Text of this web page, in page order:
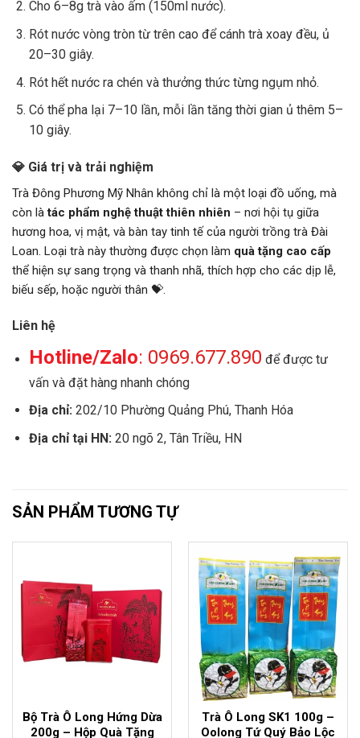
Cho 6–8g trà vào ấm (150ml nước).
Rót nước vòng tròn từ trên cao để cánh trà xoay đều, ủ
20–30 giây.
Rót hết nước ra chén và thưởng thức từng ngụm nhỏ.
Có thể pha lại 7–10 lần, mỗi lần tăng thời gian ủ thêm 5–
10 giây.
💎 Giá trị và trải nghiệm
Trà Đông Phương Mỹ Nhân không chỉ là một loại đồ uống, mà
còn làtác phẩm nghệ thuật thiên nhiên – nơi hội tụ giữa
hương hoa, vị mật, và bàn tay tinh tế của người trồng trà Đài
Loan. Loại trà này thường được chọn làm quà tặng cao cấp
thể hiện sự sang trọng và thanh nhã, thích hợp cho các dịp lễ,
biếu sếp, hoặc người thân 💝.
Liên hệ
Hotline/Zalo: 0969.677.890 để được tư
vấn và đặt hàng nhanh chóng
Địa chỉ: 202/10 Phường Quảng Phú, Thanh Hóa
Địa chỉ tại HN: 20 ngõ 2, Tân Triều, HN
SẢN PHẨM TƯƠNG TỰ
Bộ Trà Ô Long Hứng Dừa
200g – Hộp Quà Tặng
Trà Ô Long SK1 100g –
Oolong Tứ Quý Bảo Lộc